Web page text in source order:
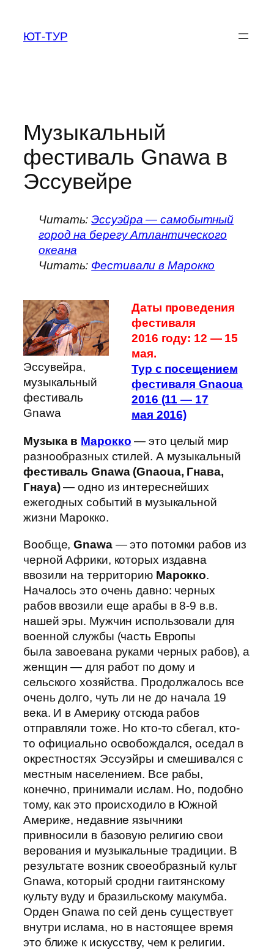
содержимому
ЮТ-ТУР
Музыкальный
фестиваль Gnawa в
Эссувейре
Читать:Эссуэйра — самобытный
город на берегу Атлантического
океана
Читать: Фестивали в Марокко
Эссувейра,
музыкальный
фестиваль
Gnawa
Даты проведения
фестиваля
2016 году: 12 — 15
мая.
Тур с посещением
фестиваля Gnaoua
2016 (11 — 17
мая 2016)
Музыка в Марокко — это целый мир
разнообразных стилей. А музыкальный
фестиваль Gnawa (Gnaoua, Гнава,
Гнауа)— одно из интереснейших
ежегодных событий в музыкальной
жизни Марокко.
Вообще,Gnawa— это потомки рабов из
черной Африки, которых издавна
ввозили на территорию Марокко.
Началось это очень давно: черных
рабов ввозили еще арабы в 8-9 в.в.
нашей эры. Мужчин использовали для
военной службы (часть Европы
была завоевана руками черных рабов), а
женщин — для работ по дому и
сельского хозяйства. Продолжалось все
очень долго, чуть ли не до начала 19
века. И в Америку отсюда рабов
отправляли тоже. Но кто-то сбегал, кто-
то официально освобождался, оседал в
окрестностях Эссуэйры и смешивался с
местным населением. Все рабы,
конечно, принимали ислам. Но, подобно
тому, как это происходило в Южной
Америке, недавние язычники
привносили в базовую религию свои
верования и музыкальные традиции. В
результате возник своеобразный культ
Gnawa, который сродни гаитянскому
культу вуду и бразильскому макумба.
Орден Gnawa по сей день существует
внутри ислама, но в настоящее время
это ближе к искусству, чем к религии.